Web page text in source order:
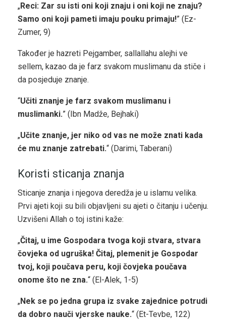
„Reci: Zar su isti oni koji znaju i oni koji ne znaju?
Samo oni koji pameti imaju pouku primaju!” (Ez-
Zumer, 9)
Također je hazreti Pejgamber, sallallahu alejhi ve
sellem, kazao da je farz svakom muslimanu da stiče i
da posjeduje znanje.
“Učiti znanje je farz svakom muslimanu i
muslimanki.” (Ibn Madže, Bejhaki)
„Učite znanje, jer niko od vas ne može znati kada
će mu znanje zatrebati.“ (Darimi, Taberani)
Koristi sticanja znanja
Sticanje znanja i njegova deredža je u islamu velika.
Prvi ajeti koji su bili objavljeni su ajeti o čitanju i učenju.
Uzvišeni Allah o toj istini kaže:
„Čitaj, u ime Gospodara tvoga koji stvara, stvara
čovjeka od ugruška! Čitaj, plemenit je Gospodar
tvoj, koji poučava peru, koji čovjeka poučava
onome što ne zna.“ (El-Alek, 1-5)
„Nek se po jedna grupa iz svake zajednice potrudi
da dobro nauči vjerske nauke.“ (Et-Tevbe, 122)